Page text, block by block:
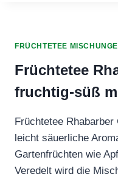
FRÜCHTETEE
Früchtetee
fruchtig-süß
Früchtetee
leicht säuerliche
Gartenfrüchten wie
Veredelt wird die